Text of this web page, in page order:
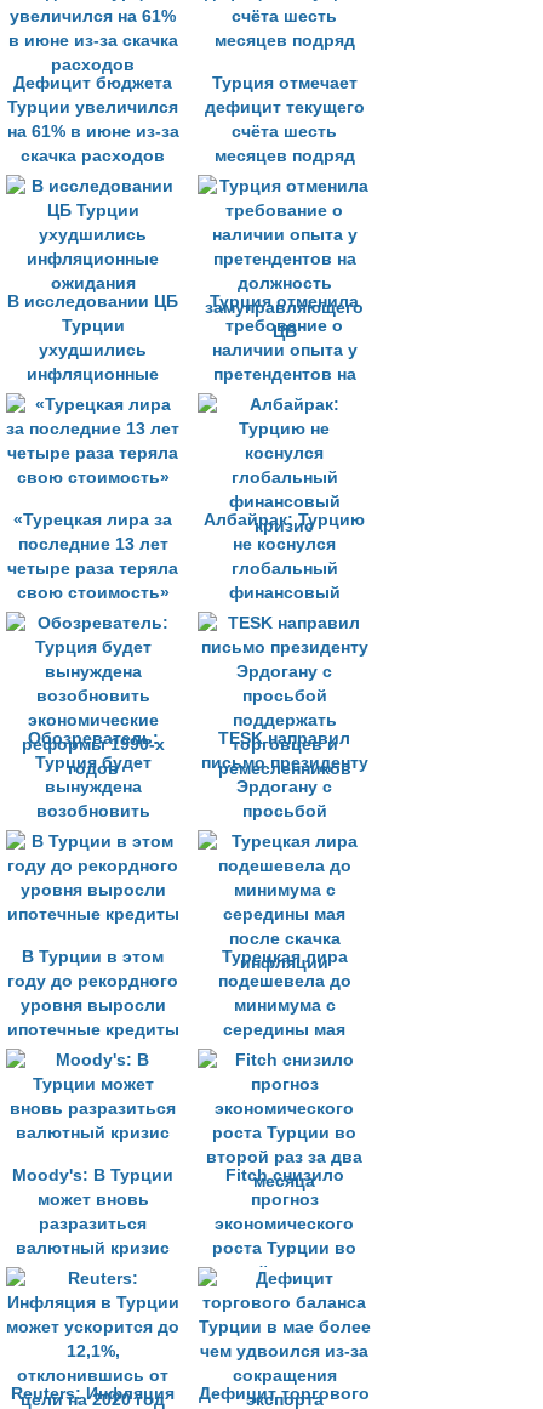
инвесторов
Дефицит бюджета
Турции увеличился
на 61% в июне из-за
скачка расходов
Турция отмечает
дефицит текущего
счёта шесть
месяцев подряд
В исследовании ЦБ
Турции
ухудшились
инфляционные
ожидания
Турция отменила
требование о
наличии опыта у
претендентов на
должность
замуправляющего
ЦБ
«Турецкая лира за
последние 13 лет
четыре раза теряла
свою стоимость»
Албайрак: Турцию
не коснулся
глобальный
финансовый
кризис
Обозреватель:
Турция будет
вынуждена
возобновить
экономические
реформы 1990-х
годов
TESK направил
письмо президенту
Эрдогану с
просьбой
поддержать
торговцев и
ремесленников
В Турции в этом
году до рекордного
уровня выросли
ипотечные кредиты
Турецкая лира
подешевела до
минимума с
середины мая
после скачка
инфляции
Moody's: В Турции
может вновь
разразиться
валютный кризис
Fitch снизило
прогноз
экономического
роста Турции во
второй раз за два
месяца
Reuters: Инфляция Дефицит торгового